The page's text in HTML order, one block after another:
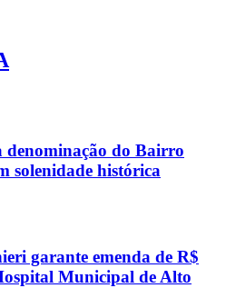
do Bairro
solenidade histórica
garante emenda de R$
Municipal de Alto